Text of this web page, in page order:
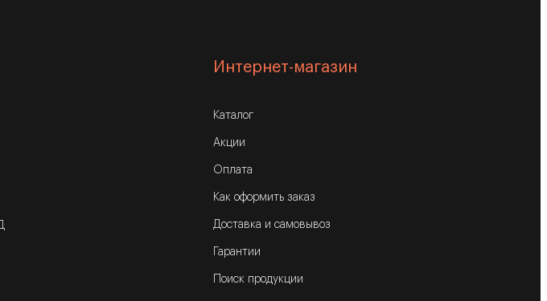
Интернет-магазин
Каталог
Акции
Оплата
Как оформить заказ
Доставка и самовывоз
Гарантии
Поиск продукции